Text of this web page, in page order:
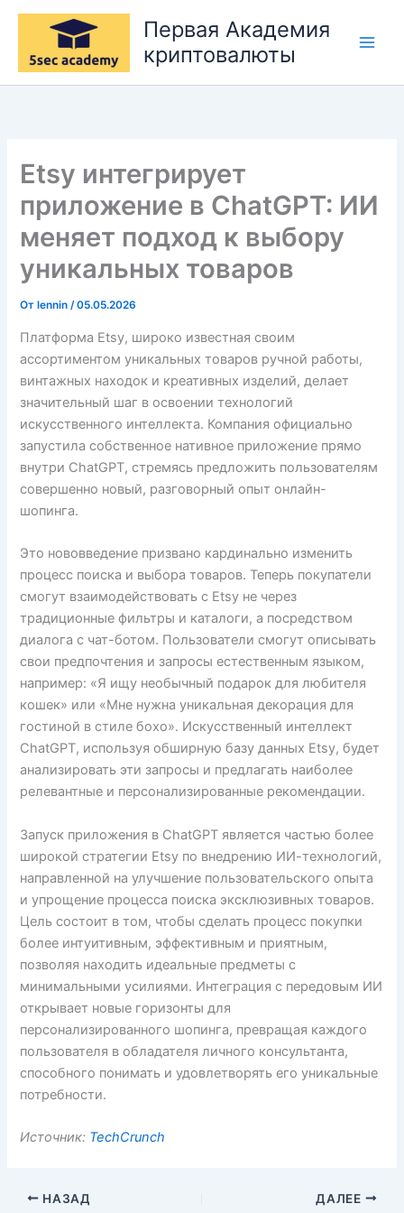
Перейти
содержимому
Первая Академия
криптовалюты
Etsy интегрирует
приложение в ChatGPT: ИИ
меняет подход к выбору
уникальных товаров
От lennin/05.05.2026
Платформа Etsy, широко известная своим
ассортиментом уникальных товаров ручной работы,
винтажных находок и креативных изделий, делает
значительный шаг в освоении технологий
искусственного интеллекта. Компания официально
запустила собственное нативное приложение прямо
внутри ChatGPT, стремясь предложить пользователям
совершенно новый, разговорный опыт онлайн-
шопинга.
Это нововведение призвано кардинально изменить
процесс поиска и выбора товаров. Теперь покупатели
смогут взаимодействовать с Etsy не через
традиционные фильтры и каталоги, а посредством
диалога с чат-ботом. Пользователи смогут описывать
свои предпочтения и запросы естественным языком,
например: «Я ищу необычный подарок для любителя
кошек» или «Мне нужна уникальная декорация для
гостиной в стиле бохо». Искусственный интеллект
ChatGPT, используя обширную базу данных Etsy, будет
анализировать эти запросы и предлагать наиболее
релевантные и персонализированные рекомендации.
Запуск приложения в ChatGPT является частью более
широкой стратегии Etsy по внедрению ИИ-технологий,
направленной на улучшение пользовательского опыта
и упрощение процесса поиска эксклюзивных товаров.
Цель состоит в том, чтобы сделать процесс покупки
более интуитивным, эффективным и приятным,
позволяя находить идеальные предметы с
минимальными усилиями. Интеграция с передовым ИИ
открывает новые горизонты для
персонализированного шопинга, превращая каждого
пользователя в обладателя личного консультанта,
способного понимать и удовлетворять его уникальные
потребности.
Источник: TechCrunch
НАЗАД ДАЛЕЕ